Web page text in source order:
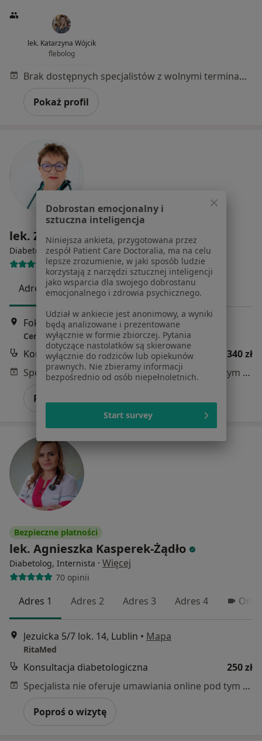
lek. Katarzyna Wójcik
flebolog
Brak dostępnych specjalistów z wolnymi terminami w tym centrum medycznym.
Pokaż profil
lek. Zofia Olejniczakowska
Diabetolog, Internista, Lekarz rodzinny·Więcej
95 opinii
Adres 1 Adres 2 Online
Foksal 3/5, Warszawa • Mapa
Centrum Medyczne Damiana Foksal 3/5
Konsultacja diabetologiczna
od 340 zł
Specjalista nie oferuje umawiania online pod tym adresem.
Poproś o wizytę
Bezpieczne płatności
lek. Agnieszka Kasperek-Żądło
Diabetolog, Internista · Więcej
70 opinii
Adres 1 Adres 2 Adres 3 Adres 4
Jezuicka 5/7 lok. 14, Lublin • Mapa
RitaMed
Konsultacja diabetologiczna
250 zł
Specjalista nie oferuje umawiania online pod tym adresem.
Poproś o wizytę
Dobrostan emocjonalny i
sztuczna inteligencja
Niniejsza ankieta, przygotowana przez
zespół Patient Care Doctoralia, ma na celu
lepsze zrozumienie, w jaki sposób ludzie
korzystają z narzędzi sztucznej inteligencji
jako wsparcia dla swojego dobrostanu
emocjonalnego i zdrowia psychicznego.
Udział w ankiecie jest anonimowy, a wyniki
będą analizowane i prezentowane
wyłącznie w formie zbiorczej. Pytania
dotyczące nastolatków są skierowane
wyłącznie do rodziców lub opiekunów
prawnych. Nie zbieramy informacji
bezpośrednio od osób niepełnoletnich.
Start survey